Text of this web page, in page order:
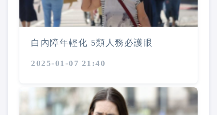
白內障年輕化 5類人務必護眼
2025-01-07 21:40